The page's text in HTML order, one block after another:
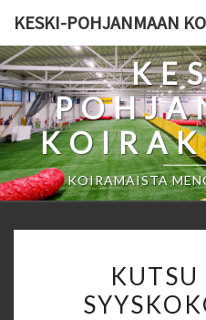
content
KESKI-POHJANMAAN
KOIRAMAISTA
KUTSU